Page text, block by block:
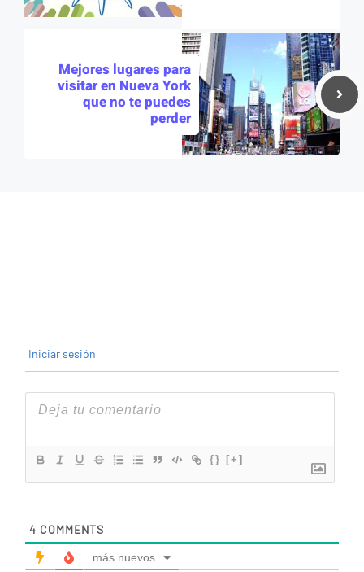
Mejores lugares para
visitar en Nueva York
que no te puedes
perder
Iniciar sesión
{} [+]
4 COMMENTS
más nuevos